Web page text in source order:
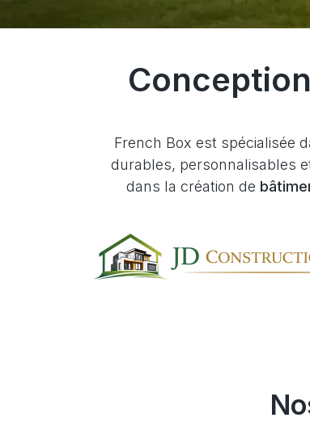
French Box est spécialisée
durables, personnalisables
dans la création de